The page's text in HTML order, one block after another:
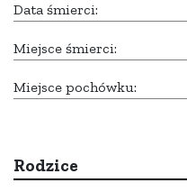
Data śmierci:
Miejsce śmierci:
Miejsce pochówku:
Rodzice